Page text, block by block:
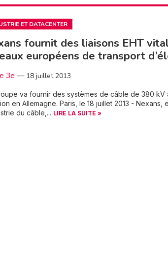
ET DATACENTER
fournit des liaisons EHT
européens de transport
3e — 18 juillet 2013
va fournir des systèmes de câble de 380 kV
en Allemagne. Paris, le 18 juillet 2013 - Nexans,
du câble,... LIRE LA SUITE »